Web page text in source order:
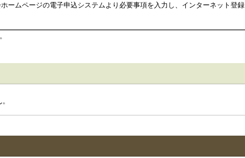
ームページの電子申込システムより必要事項を入力し、インターネット登録